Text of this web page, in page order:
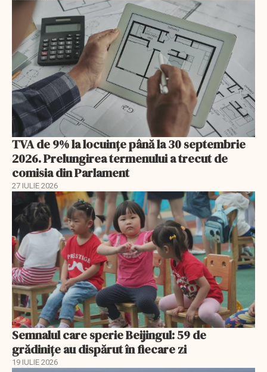
TVA de 9% la locuințe până la 30 septembrie
2026. Prelungirea termenului a trecut de
comisia din Parlament
27 IULIE 2026
Semnalul care sperie Beijingul: 59 de
grădinițe au dispărut în fiecare zi
19 IULIE 2026